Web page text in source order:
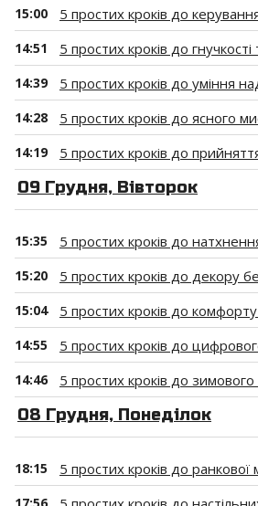
15:00 5 простих кроків до
14:51 5 простих кроків до гнучкості
14:39 5 простих кроків до уміння
14:28 5 простих кроків до ясного
14:19 5 простих кроків до
09 Грудня, Вівторок
15:35 5 простих кроків до
15:20 5 простих кроків до декору
15:04 5 простих кроків до комфорту
14:55 5 простих кроків до
14:46 5 простих кроків до
08 Грудня, Понеділок
18:15 5 простих кроків до ранкової
17:56